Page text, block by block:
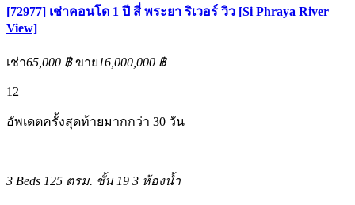
[72977] เช่าคอนโด 1 ปี สี่ พระยา ริเวอร์ วิว [Si Phraya River
View]
เช่า65,000 ฿ ขาย16,000,000 ฿
12
อัพเดตครั้งสุดท้ายมากกว่า 30 วัน
3 Beds 125 ตรม. ชั้น 19 3 ห้องน้ำ